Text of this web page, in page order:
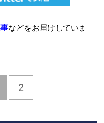
などをお届けしていま
2